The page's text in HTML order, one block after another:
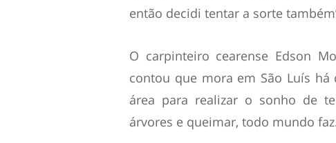
então decidi tentar a sorte
O carpinteiro cearense Edson
contou que mora em São Luís
área para realizar o sonho de
árvores e queimar, todo mundo